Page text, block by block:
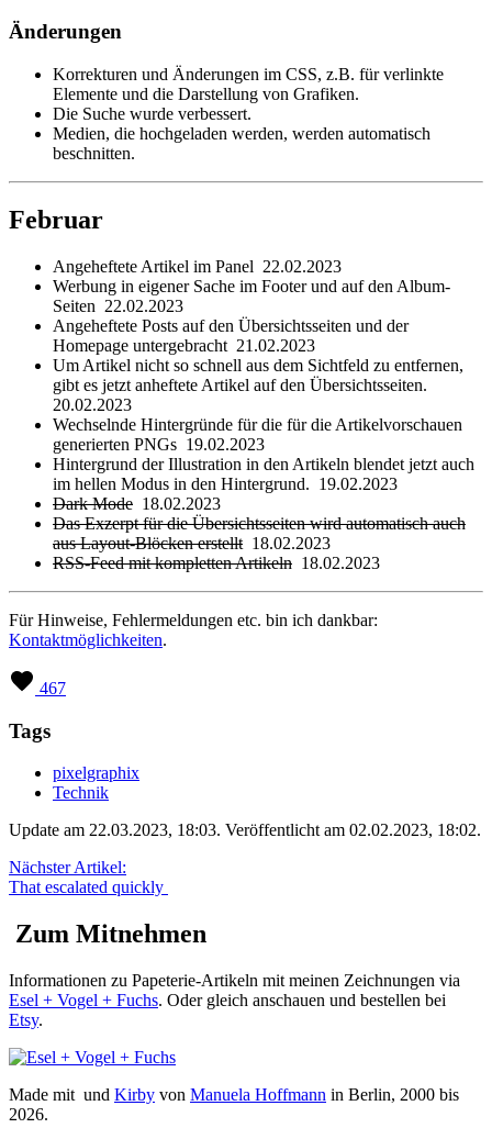
Änderungen
Korrekturen und Änderungen im CSS, z.B. für verlinkte
Elemente und die Darstellung von Grafiken.
Die Suche wurde verbessert.
Medien, die hochgeladen werden, werden automatisch
beschnitten.
Februar
Angeheftete Artikel im Panel 22.02.2023
Werbung in eigener Sache im Footer und auf den Album-
Seiten 22.02.2023
Angeheftete Posts auf den Übersichtsseiten und der
Homepage untergebracht 21.02.2023
Um Artikel nicht so schnell aus dem Sichtfeld zu entfernen,
gibt es jetzt anheftete Artikel auf den Übersichtsseiten.
20.02.2023
Wechselnde Hintergründe für die für die Artikelvorschauen
generierten PNGs 19.02.2023
Hintergrund der Illustration in den Artikeln blendet jetzt auch
im hellen Modus in den Hintergrund. 19.02.2023
Dark Mode 18.02.2023
Das Exzerpt für die Übersichtsseiten wird automatisch auch
aus Layout-Blöcken erstellt 18.02.2023
RSS-Feed mit kompletten Artikeln 18.02.2023
Für Hinweise, Fehlermeldungen etc. bin ich dankbar:
Kontaktmöglichkeiten.
467
Tags
pixelgraphix
Technik
Update am 22.03.2023, 18:03. Veröffentlicht am 02.02.2023, 18:02.
Nächster Artikel:
That escalated quickly
Zum Mitnehmen
Informationen zu Papeterie-Artikeln mit meinen Zeichnungen via
Esel + Vogel + Fuchs. Oder gleich anschauen und bestellen bei
Etsy.
Made mit und Kirby von Manuela Hoffmann in Berlin, 2000 bis
2026.